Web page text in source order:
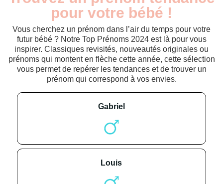
pour votre bébé !
Vous cherchez un prénom dans l’air du temps pour votre
futur bébé ? Notre Top Prénoms 2024 est là pour vous
inspirer. Classiques revisités, nouveautés originales ou
prénoms qui montent en flèche cette année, cette sélection
vous permet de repérer les tendances et de trouver un
prénom qui correspond à vos envies.
gabriel
louis